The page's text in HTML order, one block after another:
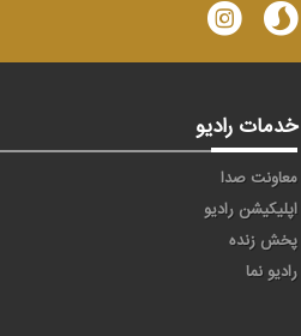
خدمات رادیو
معاونت صدا
اپلیکیشن رادیو
پخش زنده
رادیو نما